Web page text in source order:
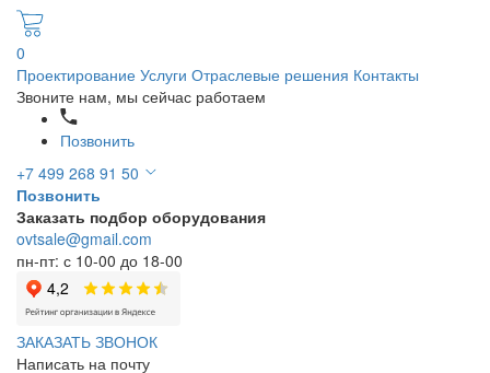
0
Проектирование Услуги Отраслевые решения Контакты
Звоните нам, мы сейчас работаем
Позвонить
+7 499 268 91 50
Позвонить
Заказать подбор оборудования
ovtsale@gmail.com
пн-пт: с 10-00 до 18-00
ЗАКАЗАТЬ ЗВОНОК
Написать на почту